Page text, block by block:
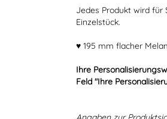
Jedes Produkt wird für
Einzelstück.
♥ 195 mm flacher
Ihre
Feld "Ihre